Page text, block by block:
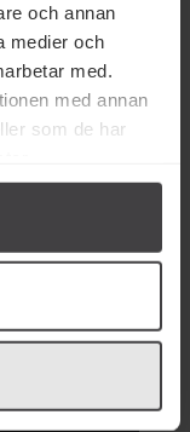
och annan
medier och
med.
med annan
som de har